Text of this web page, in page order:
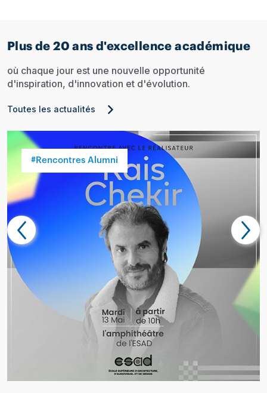
Plus de 20 ans d'excellence académique
où chaque jour est une nouvelle opportunité
d'inspiration, d'innovation et d'évolution.
Toutes les actualités
#Rencontres Alumni